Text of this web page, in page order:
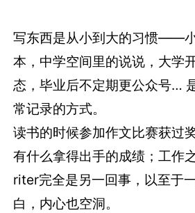
写东西是从小到大的习惯——
本，中学空间里的说说，大学
态，毕业后不定期更公众号…
常记录的方式。
读书的时候参加作文比赛获过
有什么拿得出手的成绩；工作
riter完全是另一回事，以至于
白，内心也空洞。